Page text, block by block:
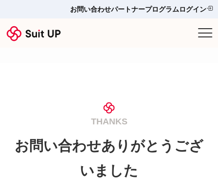
お問い合わせパートナープログラムログイン
THANKS
お問い合わせありがとうござ
いました